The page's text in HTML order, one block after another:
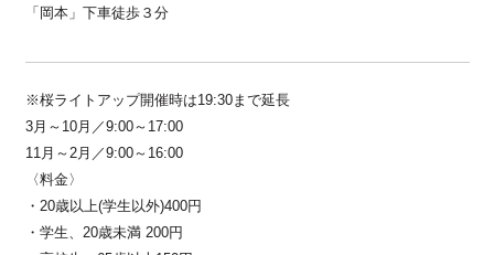
「岡本」下車徒歩３分
※桜ライトアップ開催時は19:30まで延長
3月～10月／9:00～17:00
11月～2月／9:00～16:00
〈料金〉
・20歳以上(学生以外)400円
・学生、20歳未満 200円